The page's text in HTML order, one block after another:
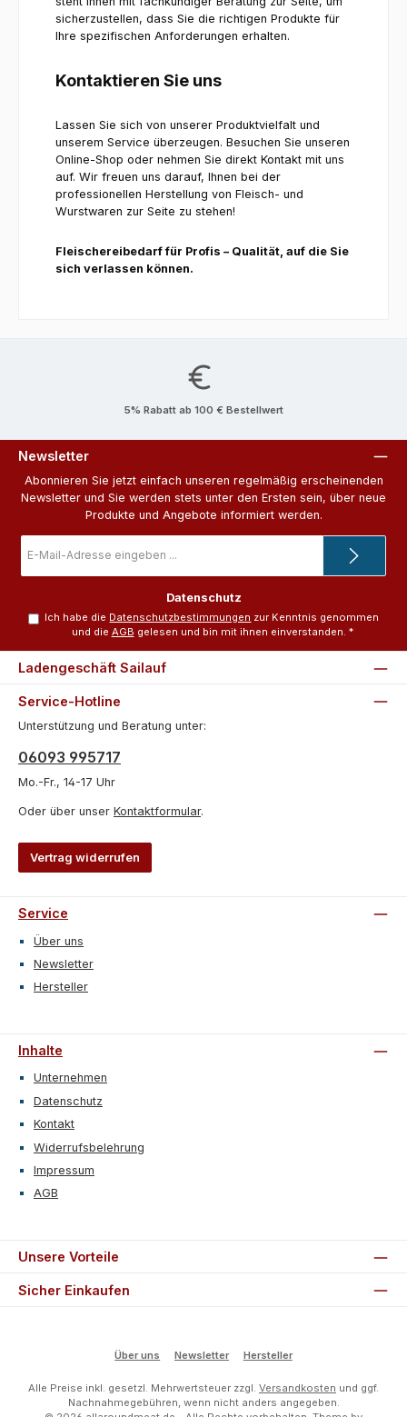
sicherzustellen, dass Sie die richtigen Produkte für
Ihre spezifischen Anforderungen erhalten.
Kontaktieren Sie uns
Lassen Sie sich von unserer Produktvielfalt und
unserem Service überzeugen. Besuchen Sie unseren
Online-Shop oder nehmen Sie direkt Kontakt mit uns
auf. Wir freuen uns darauf, Ihnen bei der
professionellen Herstellung von Fleisch- und
Wurstwaren zur Seite zu stehen!
Fleischereibedarf für Profis – Qualität, auf die Sie
sich verlassen können.
5% Rabatt ab 100 € Bestellwert
Newsletter
Abonnieren Sie jetzt einfach unseren regelmäßig erscheinenden
Newsletter und Sie werden stets unter den Ersten sein, über neue
Produkte und Angebote informiert werden.
Mail-
Adresse
Datenschutz
Ich habe die Datenschutzbestimmungen zur Kenntnis genommen
und die AGB gelesen und bin mit ihnen einverstanden. *
Service-Hotline
Unterstützung und Beratung unter:
06093 995717
Mo.-Fr., 14-17 Uhr
Oder über unser Kontaktformular.
Vertrag widerrufen
Ladengeschäft Sailauf
Service
Über uns
Newsletter
Hersteller
Inhalte
Unternehmen
Datenschutz
Kontakt
Widerrufsbelehrung
Impressum
AGB
Unsere Vorteile
Sicher Einkaufen
Über uns Newsletter Hersteller
Alle Preise inkl. gesetzl. Mehrwertsteuer zzgl. Versandkosten und ggf.
Nachnahmegebühren, wenn nicht anders angegeben.